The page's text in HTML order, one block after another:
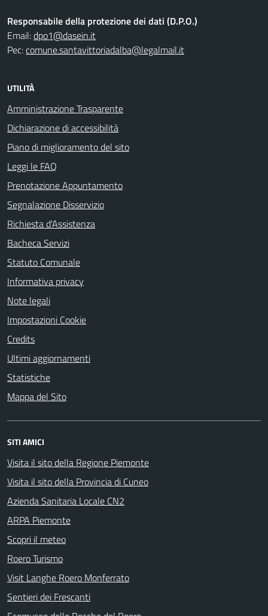
Responsabile della protezione dei dati (D.P.O.)
Email:dpo1@dasein.it
Pec:comune.santavittoriadalba@legalmail.it
UTILITÀ
Amministrazione Trasparente
Dichiarazione di accessibilità
Piano di miglioramento del sito
Leggi le FAQ
Prenotazione Appuntamento
Segnalazione Disservizio
Richiesta d'Assistenza
Bacheca Servizi
Statuto Comunale
Informativa privacy
Note legali
Impostazioni Cookie
Credits
Ultimi aggiornamenti
Statistiche
Mappa del Sito
SITI AMICI
Visita il sito della Regione Piemonte
Visita il sito della Provincia di Cuneo
Azienda Sanitaria Locale CN2
ARPA Piemonte
Scopri il meteo
Roero Turismo
Visit Langhe Roero Monferrato
Sentieri dei Frescanti